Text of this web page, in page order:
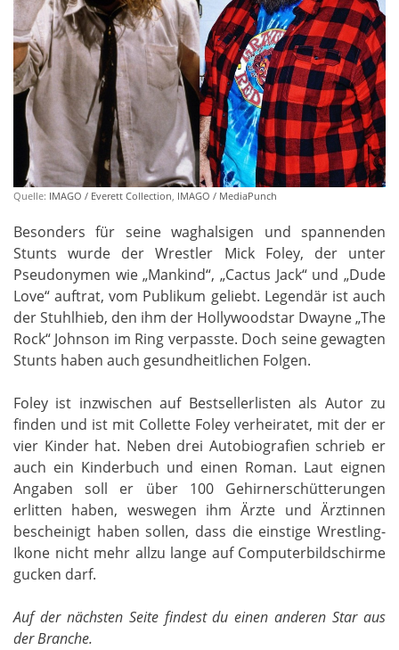
Quelle: IMAGO / Everett Collection, IMAGO / MediaPunch
Besonders für seine waghalsigen und spannenden
Stunts wurde der Wrestler Mick Foley, der unter
Pseudonymen wie „Mankind“, „Cactus Jack“ und „Dude
Love“ auftrat, vom Publikum geliebt. Legendär ist auch
der Stuhlhieb, den ihm der Hollywoodstar Dwayne „The
Rock“ Johnson im Ring verpasste. Doch seine gewagten
Stunts haben auch gesundheitlichen Folgen.
Foley ist inzwischen auf Bestsellerlisten als Autor zu
finden und ist mit Collette Foley verheiratet, mit der er
vier Kinder hat. Neben drei Autobiografien schrieb er
auch ein Kinderbuch und einen Roman. Laut eignen
Angaben soll er über 100 Gehirnerschütterungen
erlitten haben, weswegen ihm Ärzte und Ärztinnen
bescheinigt haben sollen, dass die einstige Wrestling-
Ikone nicht mehr allzu lange auf Computerbildschirme
gucken darf.
Auf der nächsten Seite findest du einen anderen Star aus
der Branche.